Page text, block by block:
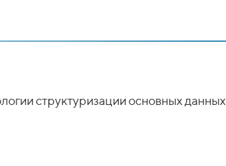
структуризации основных данных